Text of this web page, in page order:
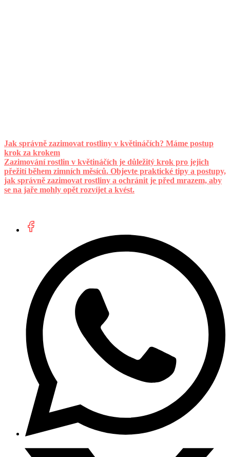
Jak správně zazimovat rostliny v květináčích? Máme postup
krok za krokem
Zazimování rostlin v květináčích je důležitý krok pro jejich
přežití během zimních měsíců. Objevte praktické tipy a postupy,
jak správně zazimovat rostliny a ochránit je před mrazem, aby
se na jaře mohly opět rozvíjet a kvést.